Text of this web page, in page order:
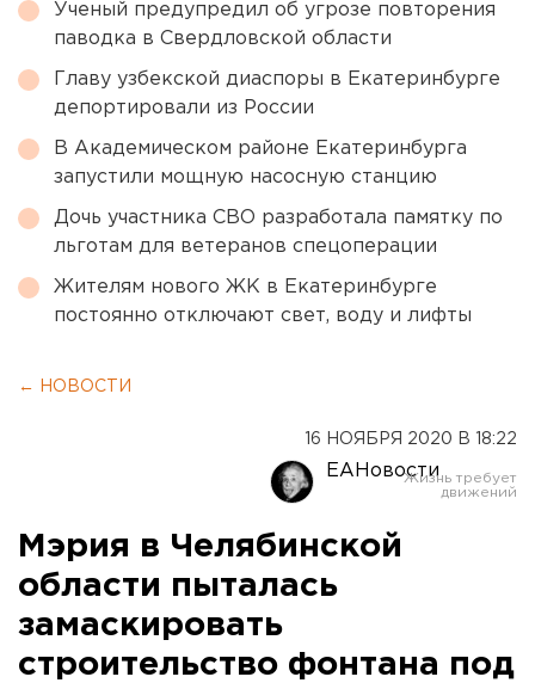
Ученый предупредил об угрозе повторения
паводка в Свердловской области
Главу узбекской диаспоры в Екатеринбурге
депортировали из России
В Академическом районе Екатеринбурга
запустили мощную насосную станцию
Дочь участника СВО разработала памятку по
льготам для ветеранов спецоперации
Жителям нового ЖК в Екатеринбурге
постоянно отключают свет, воду и лифты
← НОВОСТИ
16 НОЯБРЯ 2020 В 18:22
ЕАНовости
Мэрия в Челябинской
области пыталась
замаскировать
строительство фонтана под